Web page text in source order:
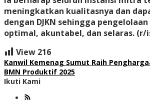
meningkatkan kualitasnya dan
dengan DJKN sehingga
optimal, akuntabel, dan selaras. (r/
View 216
Kanwil Kemenag Sumut Raih
BMN Produktif 2025
Ikuti Kami